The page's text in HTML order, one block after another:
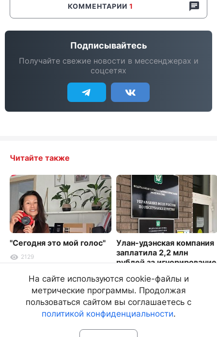
КОММЕНТАРИИ 1
Подписывайтесь
Получайте свежие новости в мессенджерах и
соцсетях
Читайте также
"Сегодня это мой голос"
2129
Улан-удэнская компания
заплатила 2,2 млн
рублей за игнорирование
1734
На сайте используются cookie-файлы и
метрические программы. Продолжая
пользоваться сайтом вы соглашаетесь с
политикой конфиденциальности.